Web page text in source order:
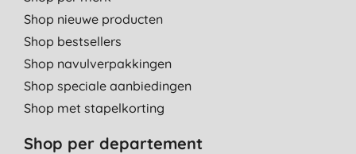
Shop nieuwe producten
Shop bestsellers
Shop navulverpakkingen
Shop speciale aanbiedingen
Shop met stapelkorting
Shop per departement